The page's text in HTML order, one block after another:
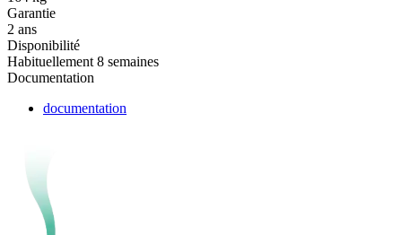
Garantie
2 ans
Disponibilité
Habituellement 8 semaines
Documentation
documentation